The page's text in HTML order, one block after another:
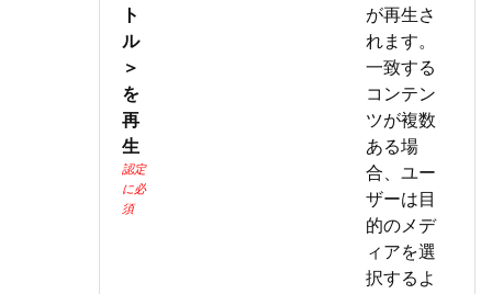
ト
ル
＞
を
再
生
認定
に必
須
が再生さ
れます。
一致する
コンテン
ツが複数
ある場
合、ユー
ザーは目
的のメデ
ィアを選
択するよ